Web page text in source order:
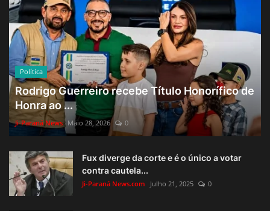
Política
Rodrigo Guerreiro recebe Título Honorífico de
Honra ao ...
Ji-Paraná News Maio 28, 2026 0
Fux diverge da corte e é o único a votar
contra cautela...
Ji-Paraná News.com Julho 21, 2025 0